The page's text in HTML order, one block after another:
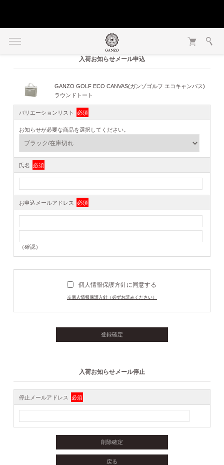
入荷お知らせメール申込
GANZO GOLF ECO CANVAS(ガンゾゴルフ エコキャンバス)
ラウンドトート
バリエーションリスト 必須
お知らせが必要な商品を選択してください。
氏名 必須
お申込メールアドレス 必須
（確認）
個人情報保護方針に同意する
※個人情報保護方針（必ずお読みください）
入荷お知らせメール停止
停止メールアドレス 必須